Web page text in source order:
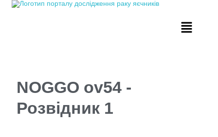
NOGGO ov54 -
Розвідник 1